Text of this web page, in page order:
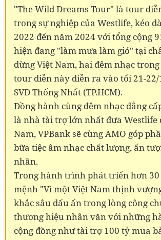
"The Wild Dreams Tour" là tour
trong sự nghiệp của Westlife, kéo
2022 đến năm 2024 với tổng cộng
hiện đang "làm mưa làm gió" tại
dừng Việt Nam, hai đêm nhạc
tour diễn này diễn ra vào tối 21-22/
SVĐ Thống Nhất (TP.HCM).
Đồng hành cùng đêm nhạc đẳng
là nhà tài trợ lớn nhất đưa Westlife
Nam, VPBank sẽ cùng AMO góp
bữa tiệc âm nhạc chất lượng, ấn
nhãn.
Trong hành trình phát triển hơn
mệnh "Vì một Việt Nam thịnh
khắc sâu dấu ấn trong lòng công
thương hiệu nhân văn với những
cộng đồng như tài trợ 100 tỷ mua